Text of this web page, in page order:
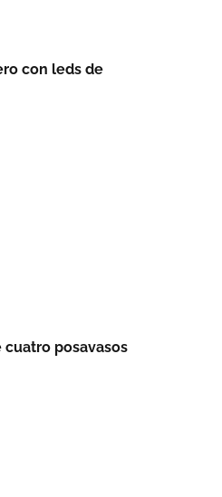
con leds de
cuatro posavasos